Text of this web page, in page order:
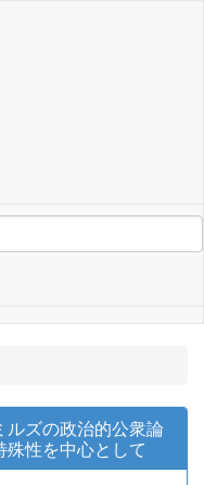
ルズの政治的公衆論
性を中心として